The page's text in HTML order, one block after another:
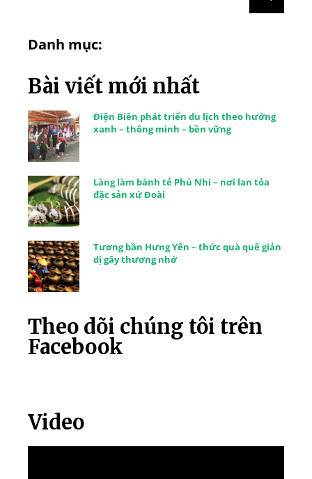
Danh mục:
Bài viết mới nhất
Điện Biên phát triển du lịch theo hướng
xanh – thông minh – bền vững
Làng làm bánh tẻ Phú Nhi – nơi lan tỏa
đặc sản xứ Đoài
Tương bần Hưng Yên – thức quà quê giản
dị gây thương nhớ
Theo dõi chúng tôi trên
Facebook
Video